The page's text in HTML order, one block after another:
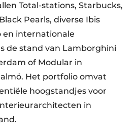
Total-stations, Starbucks,
Pearls, diverse Ibis
en internationale
de stand van Lamborghini
of Modular in
Het portfolio omvat
hoogstandjes voor
in